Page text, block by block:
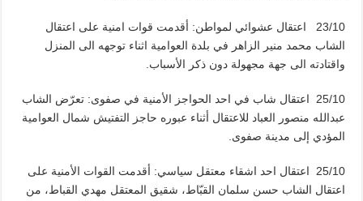
23/10 اعتقال عشوائي لمواطن: أقدمت قوات امنية على اعتقال
الشاب محمد منير الزاهر في بلدة العوامية اثناء توجهه الى المنزل
واقتادته الى جهة مجهولة دون ذكر الأسباب.
25/10 اعتقال شاب في احد الحواجز الأمنية في صفوى: تعرّض الشاب
عبدالله منصور العباد للاعتقال أثناء عبوره حاجز التفتيش شمال العوامية
المؤدي إلى مدينة صفوى.
25/10 اعتقال احد اشقاء معتقل سياسي: أقدمت القوات الأمنية على
اعتقال الشاب حسن سلمان القبّاط، شقيق المعتقل مهدي القباط، من